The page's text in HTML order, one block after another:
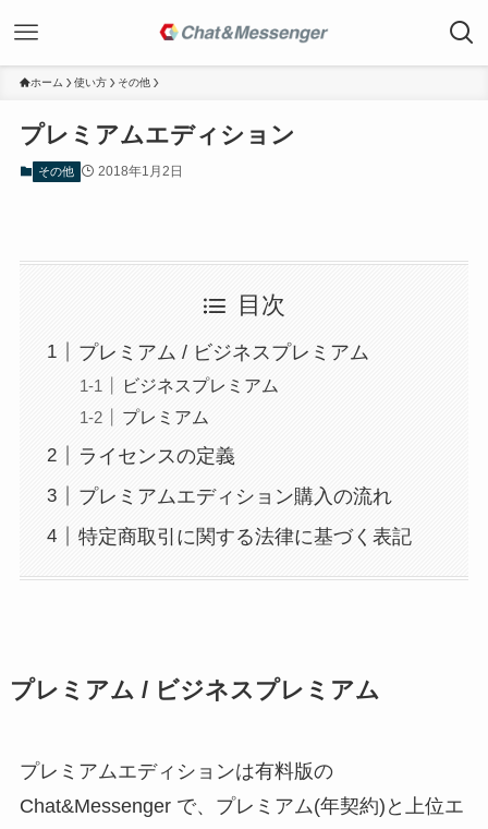
ホーム 使い方 その他
プレミアムエディション
その他 2018年1月2日
目次
プレミアム / ビジネスプレミアム
ビジネスプレミアム
プレミアム
ライセンスの定義
プレミアムエディション購入の流れ
特定商取引に関する法律に基づく表記
プレミアム / ビジネスプレミアム
プレミアムエディションは有料版の
Chat&Messenger で、プレミアム(年契約)と上位エ